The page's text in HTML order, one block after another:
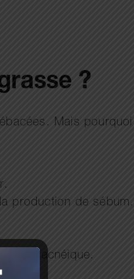
?
Mais
production de sébum.
acnéique.